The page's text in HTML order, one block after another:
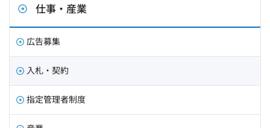
仕事・産業
広告募集
入札・契約
指定管理者制度